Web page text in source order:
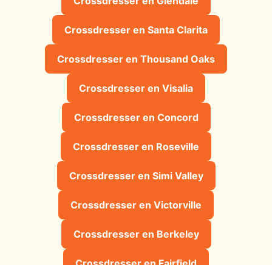
Crossdresser en Santa Clarita
Crossdresser en Thousand Oaks
Crossdresser en Visalia
Crossdresser en Concord
Crossdresser en Roseville
Crossdresser en Simi Valley
Crossdresser en Victorville
Crossdresser en Berkeley